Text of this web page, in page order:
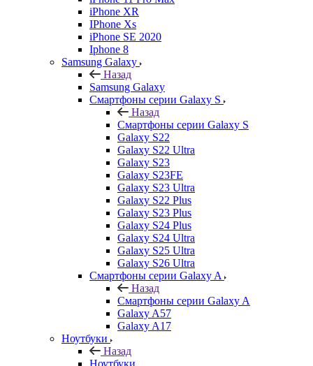
iPhone XR
IPhone Xs
iPhone SE 2020
Iphone 8
Samsung Galaxy
Назад
Samsung Galaxy
Смартфоны серии Galaxy S
Назад
Смартфоны серии Galaxy S
Galaxy S22
Galaxy S22 Ultra
Galaxy S23
Galaxy S23FE
Galaxy S23 Ultra
Galaxy S22 Plus
Galaxy S23 Plus
Galaxy S24 Plus
Galaxy S24 Ultra
Galaxy S25 Ultra
Galaxy S26 Ultra
Смартфоны серии Galaxy A
Назад
Смартфоны серии Galaxy A
Galaxy A57
Galaxy A17
Ноутбуки
Назад
Ноутбуки